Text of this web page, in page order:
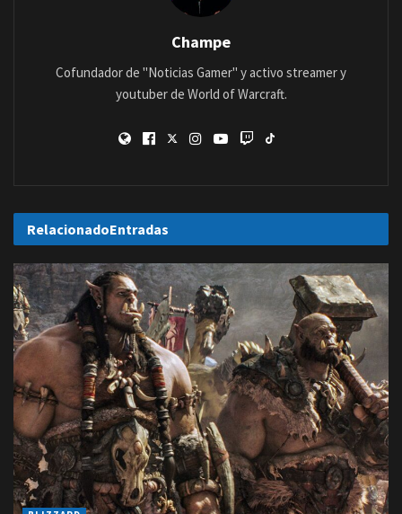
Champe
Cofundador de "Noticias Gamer" y activo streamer y
youtuber de World of Warcraft.
RelacionadoEntradas